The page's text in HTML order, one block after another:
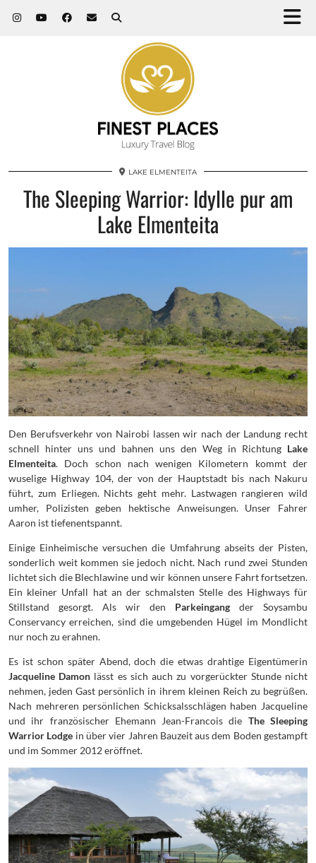
LAKE ELMENTEITA
The Sleeping Warrior: Idylle pur am
Lake Elmenteita
Den Berufsverkehr von Nairobi lassen wir nach der Landung recht
schnell hinter uns und bahnen uns den Weg in Richtung Lake
Elmenteita. Doch schon nach wenigen Kilometern kommt der
wuselige Highway 104, der von der Hauptstadt bis nach Nakuru
führt, zum Erliegen. Nichts geht mehr. Lastwagen rangieren wild
umher, Polizisten geben hektische Anweisungen. Unser Fahrer
Aaron ist tiefenentspannt.
Einige Einheimische versuchen die Umfahrung abseits der Pisten,
sonderlich weit kommen sie jedoch nicht. Nach rund zwei Stunden
lichtet sich die Blechlawine und wir können unsere Fahrt fortsetzen.
Ein kleiner Unfall hat an der schmalsten Stelle des Highways für
Stillstand gesorgt. Als wir den Parkeingang der Soysambu
Conservancy erreichen, sind die umgebenden Hügel im Mondlicht
nur noch zu erahnen.
Es ist schon später Abend, doch die etwas drahtige Eigentümerin
Jacqueline Damon lässt es sich auch zu vorgerückter Stunde nicht
nehmen, jeden Gast persönlich in ihrem kleinen Reich zu begrüßen.
Nach mehreren persönlichen Schicksalsschlägen haben Jacqueline
und ihr französischer Ehemann Jean-Francois die The Sleeping
Warrior Lodge in über vier Jahren Bauzeit aus dem Boden gestampft
und im Sommer 2012 eröffnet.